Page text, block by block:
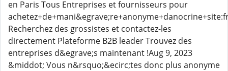
en Paris Tous Entreprises et fournisseurs pour
Recherchez des grossistes et contactez-les
directement Plateforme B2B leader Trouvez des
entreprises d&egrave;s maintenant !Aug 9, 2023
&middot; Vous n&rsquo;&ecirc;tes donc plus anonyme